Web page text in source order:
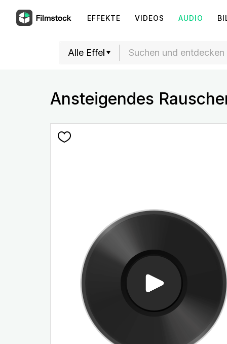
EFFEKTE VIDEOS AUDIO
Ansteigendes